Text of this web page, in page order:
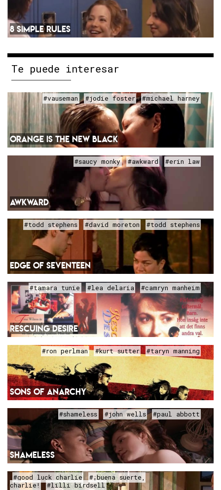
8 SIMPLE RULES
Te puede interesar
#vauseman #jodie foster #michael harney
ORANGE IS THE NEW BLACK
#saucy monky #awkward #erin law
AWKWARD
#todd stephens #david moreton #todd stephens
EDGE OF SEVENTEEN
#tamara tunie #lea delaria #camryn manheim
RESCUING DESIRE
#ron perlman #kurt sutter #taryn manning
SONS OF ANARCHY
#shameless #john wells #paul abbott
SHAMELESS
#good luck charlie
#¡buena suerte,
charlie!
#lilli birdsell